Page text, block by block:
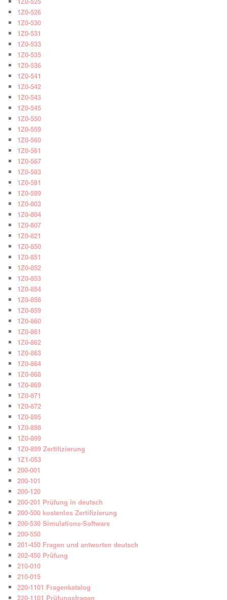
1Z0-526
1Z0-530
1Z0-531
1Z0-533
1Z0-535
1Z0-536
1Z0-541
1Z0-542
1Z0-543
1Z0-545
1Z0-550
1Z0-559
1Z0-560
1Z0-561
1Z0-567
1Z0-583
1Z0-591
1Z0-599
1Z0-803
1Z0-804
1Z0-807
1Z0-821
1Z0-850
1Z0-851
1Z0-852
1Z0-853
1Z0-854
1Z0-858
1Z0-859
1Z0-860
1Z0-861
1Z0-862
1Z0-863
1Z0-864
1Z0-868
1Z0-869
1Z0-871
1Z0-872
1Z0-895
1Z0-898
1Z0-899
1Z0-899 Zertifizierung
1Z1-053
200-001
200-101
200-120
200-201 Prüfung in deutsch
200-500 kostenlos Zertifizierung
200-530 Simulations-Software
200-550
201-450 Fragen und antworten deutsch
202-450 Prüfung
210-010
210-015
220-1101 Fragenkatalog
220-1101 Prüfungsfragen